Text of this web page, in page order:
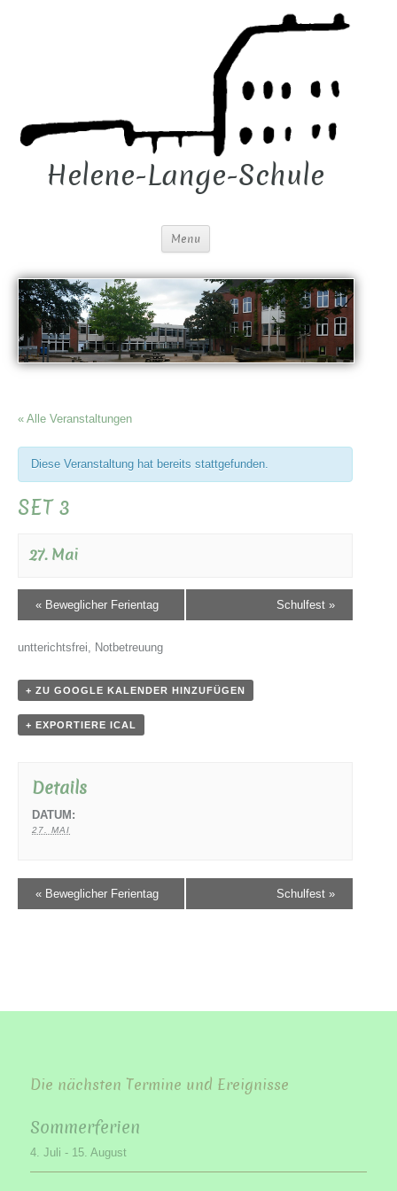
Helene-Lange-Schule
Menu
« Alle Veranstaltungen
Diese Veranstaltung hat bereits stattgefunden.
SET 3
27. Mai
« Beweglicher Ferientag Schulfest »
untterichtsfrei, Notbetreuung
+ ZU GOOGLE KALENDER HINZUFÜGEN
+ EXPORTIERE ICAL
Details
DATUM:
27. MAI
« Beweglicher Ferientag Schulfest »
Die nächsten Termine und Ereignisse
Sommerferien
4. Juli - 15. August